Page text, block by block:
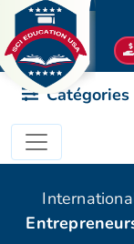
Catégories